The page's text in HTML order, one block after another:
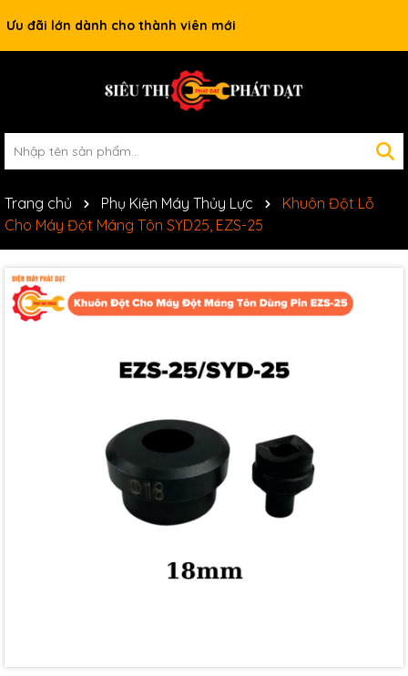
Ưu đãi lớn dành cho thành viên mới
Trang chủ Phụ Kiện Máy Thủy Lực
Khuôn Đột Lỗ
Cho Máy Đột Máng Tôn SYD25, EZS-25
Ngày hết hạn: